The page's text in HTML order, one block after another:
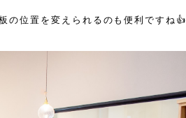
の位置を変えられるのも便利ですね👍